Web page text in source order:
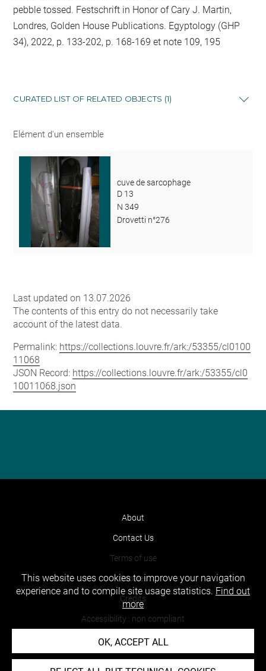
pebble tossed. Festschrift in Honor of Cary J. Martin,
Londres, Golden House Publications. Egyptology (GHP
34), 2022, p. 133-202, p. 168-169 et note 109, 195
CURATED LIST OF RELATED OBJECTS (1)
Elément d'un ensemble
cuve de sarcophage
D 13
N 349
Drovetti n°276
Last updated on 13.07.2026
The contents of this entry do not necessarily take
account of the latest data.
Permalink: https://collections.louvre.fr/ark:/53355/cl0100
11068
JSON Record: https://collections.louvre.fr/ark:/53355/cl0
10011068.json
About
Contact Us
Terms of use
Cookies
Credits
Accessibility : non compliant
This website uses cookies to improve your navigation
experience and to compile site usage statistics. Find out
more
OK, ACCEPT ALL